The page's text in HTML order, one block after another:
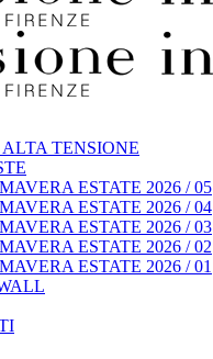
ALTA TENSIONE
ESTATE 2026 / 05
ESTATE 2026 / 04
ESTATE 2026 / 03
ESTATE 2026 / 02
ESTATE 2026 / 01